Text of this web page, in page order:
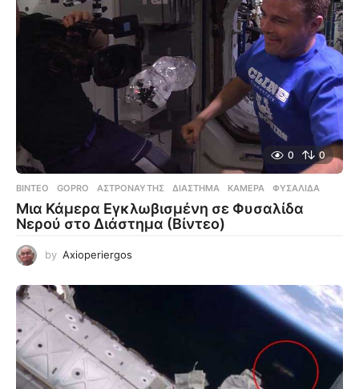
0 0
ΒΊΝΤΕΟ GOPRO ,ΑΣΤΡΟΝΑΎΤΗΣ ,ΔΙΆΣΤΗΜΑ ,ΚΆΜΕΡΑ ,ΦΥΣΑΛΊΔΑ
Μια Κάμερα Εγκλωβισμένη σε Φυσαλίδα
Νερού στο Διάστημα (Βίντεο)
by Axioperiergos